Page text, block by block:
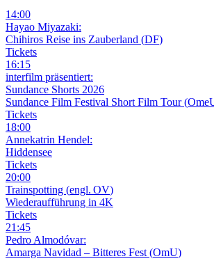
14:00
Hayao Miyazaki:
Chihiros Reise ins Zauberland (DF)
Tickets
16:15
interfilm präsentiert:
Sundance Shorts 2026
Sundance Film Festival Short Film Tour(
Tickets
18:00
Annekatrin Hendel:
Hiddensee
Tickets
20:00
Trainspotting (engl. OV)
Wiederaufführung in 4K
Tickets
21 :45
Pedro Almodóvar:
Amarga Navidad – Bitteres Fest (OmU)